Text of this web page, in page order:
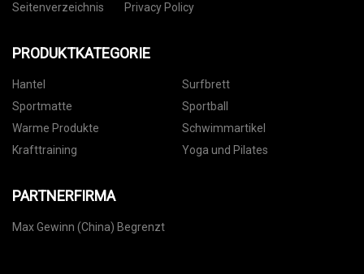
Seitenverzeichnis
Privacy Policy
PRODUKTKATEGORIE
Hantel
Surfbrett
Sportmatte
Sportball
Warme Produkte
Schwimmartikel
Krafttraining
Yoga und Pilates
PARTNERFIRMA
Max Gewinn (China) Begrenzt